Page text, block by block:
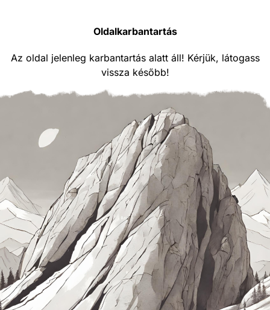
Oldalkarbantartás
Az oldal jelenleg karbantartás alatt áll! Kérjük, látogass
vissza később!